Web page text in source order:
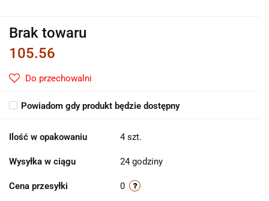
Brak towaru
105.56
Do przechowalni
Powiadom gdy produkt będzie dostępny
Ilość w opakowaniu 4 szt.
Wysyłka w ciągu 24 godziny
Cena przesyłki 0